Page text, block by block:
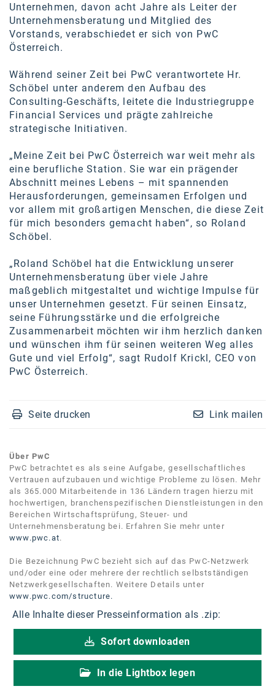
LWND
Mastercard
NEOH
Nespresso
Neudoerfler
OBI
Oral-B
PAYBACK
Planted
PwC
RIC
Schiefer Rechtsanwälte
Security KAG
smart
Smile Österreich
Strategy&
TEDAI
TheVentury
VELUX
vivo
WALTER GROUP
WEB Windenergie AG
WEconomy - Diversity works!
Calle Libre
ÖZSV
Unternehmen, davon acht Jahre als Leiter der
Unternehmensberatung und Mitglied des
Vorstands, verabschiedet er sich von PwC
Österreich.
Während seiner Zeit bei PwC verantwortete Hr.
Schöbel unter anderem den Aufbau des
Consulting-Geschäfts, leitete die Industriegruppe
Financial Services und prägte zahlreiche
strategische Initiativen.
„Meine Zeit bei PwC Österreich war weit mehr als
eine berufliche Station. Sie war ein prägender
Abschnitt meines Lebens – mit spannenden
Herausforderungen, gemeinsamen Erfolgen und
vor allem mit großartigen Menschen, die diese Zeit
für mich besonders gemacht haben“, so Roland
Schöbel.
„Roland Schöbel hat die Entwicklung unserer
Unternehmensberatung über viele Jahre
maßgeblich mitgestaltet und wichtige Impulse für
unser Unternehmen gesetzt. Für seinen Einsatz,
seine Führungsstärke und die erfolgreiche
Zusammenarbeit möchten wir ihm herzlich danken
und wünschen ihm für seinen weiteren Weg alles
Gute und viel Erfolg“, sagt Rudolf Krickl, CEO von
PwC Österreich.
Seite drucken Link mailen
Über PwC
PwC betrachtet es als seine Aufgabe, gesellschaftliches
Vertrauen aufzubauen und wichtige Probleme zu lösen. Mehr
als 365.000 Mitarbeitende in 136 Ländern tragen hierzu mit
hochwertigen, branchenspezifischen Dienstleistungen in den
Bereichen Wirtschaftsprüfung, Steuer- und
Unternehmensberatung bei. Erfahren Sie mehr unter
www.pwc.at.
Die Bezeichnung PwC bezieht sich auf das PwC-Netzwerk
und/oder eine oder mehrere der rechtlich selbstständigen
Netzwerkgesellschaften. Weitere Details unter
www.pwc.com/structure.
Alle Inhalte dieser Presseinformation als .zip:
Sofort downloaden
In die Lightbox legen